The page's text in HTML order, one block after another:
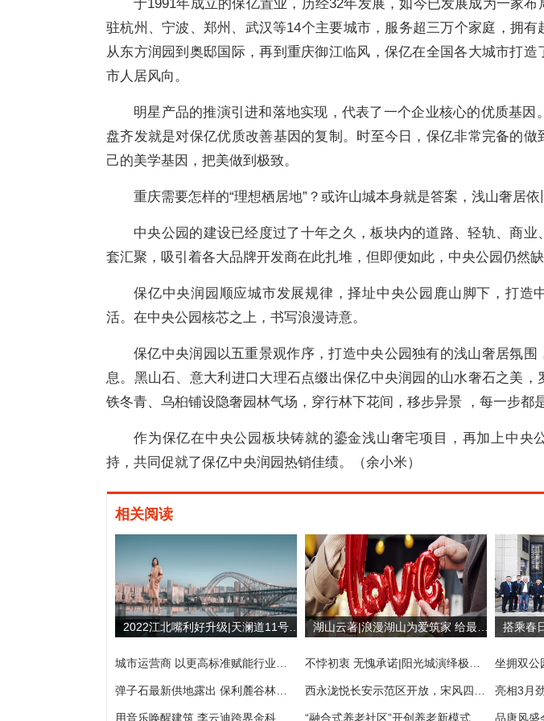
于1991年成立的保亿置业，历经32年发展，如今已发展成为一家布
驻杭州、宁波、郑州、武汉等14个主要城市，服务超三万个家庭，拥有
从东方润园到奥邸国际，再到重庆御江临风，保亿在全国各大城市打造
市人居风向。
明星产品的推演引进和落地实现，代表了一个企业核心的优质基因
盘齐发就是对保亿优质改善基因的复制。时至今日，保亿非常完备的做
己的美学基因，把美做到极致。
重庆需要怎样的“理想栖居地”？或许山城本身就是答案，浅山奢居依
中央公园的建设已经度过了十年之久，板块内的道路、轻轨、商业
套汇聚，吸引着各大品牌开发商在此扎堆，但即便如此，中央公园仍然缺
保亿中央润园顺应城市发展规律，择址中央公园鹿山脚下，打造
活。在中央公园核芯之上，书写浪漫诗意。
保亿中央润园以五重景观作序，打造中央公园独有的浅山奢居氛围
息。黑山石、意大利进口大理石点缀出保亿中央润园的山水奢石之美，
铁冬青、乌桕铺设隐奢园林气场，穿行林下花间，移步异景 ，每一步都
作为保亿在中央公园板块铸就的鎏金浅山奢宅项目，再加上中央
持，共同促就了保亿中央润园热销佳绩。（余小米）
相关阅读
2022江北嘴利好升级|天澜道11号现房大平层燃势登临 湖山云著|浪漫湖山为爱筑家 给最爱的幸福港湾
城市运营商 以更高标准赋能行业全维发展 不悖初衷 无愧承诺|阳光城演绎极致交付实力
弹子石最新供地露出 保利麓谷林语或成最大赢家 西永泷悦长安示范区开放，宋风四颜诗画园震撼亮相
“融合式养老社区”开创养老新模式